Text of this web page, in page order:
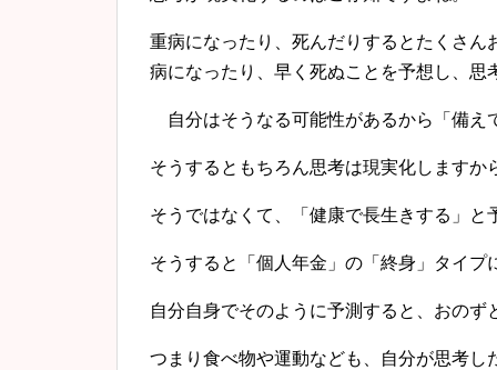
重病になったり、死んだりするとたくさ
病になったり、早く死ぬことを予想し、思
自分はそうなる可能性があるから「備え
そうするともちろん思考は現実化します
そうではなくて、「健康で長生きする」と
そうすると「個人年金」の「終身」タイプ
自分自身でそのように予測すると、おのず
つまり食べ物や運動なども、自分が思考